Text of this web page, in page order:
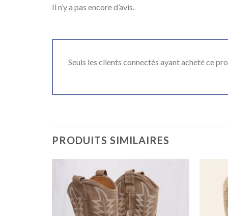
Il n’y a pas encore d’avis.
Seuls les clients connectés ayant acheté ce
PRODUITS SIMILAIRES